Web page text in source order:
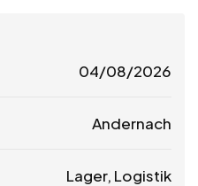
04/08/2026
Andernach
Lager, Logistik